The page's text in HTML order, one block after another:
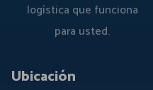
logística que funciona
para usted.
Ubicación